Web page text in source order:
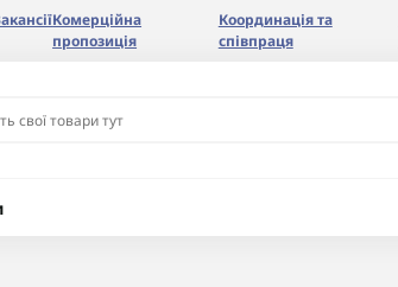
Комерційна
пропозиція
Координація та
співпраця